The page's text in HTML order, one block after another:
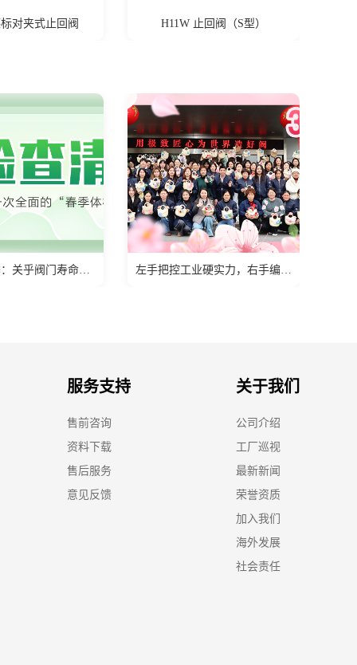
回阀（S型） 美标、日标止回阀
左手把控工业硬实力，右手编制生活小确幸 上海巨良阀门集团紧急切断阀荣获国家特种设备（TS）认证
服务支持
售前咨询
资料下载
售后服务
意见反馈
关于我们
公司介绍
工厂巡视
最新新闻
荣誉资质
加入我们
海外发展
社会责任